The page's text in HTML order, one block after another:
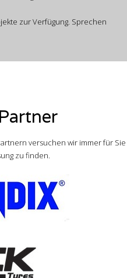
zur Verfügung. Sprechen
versuchen wir immer für Sie
zu finden.